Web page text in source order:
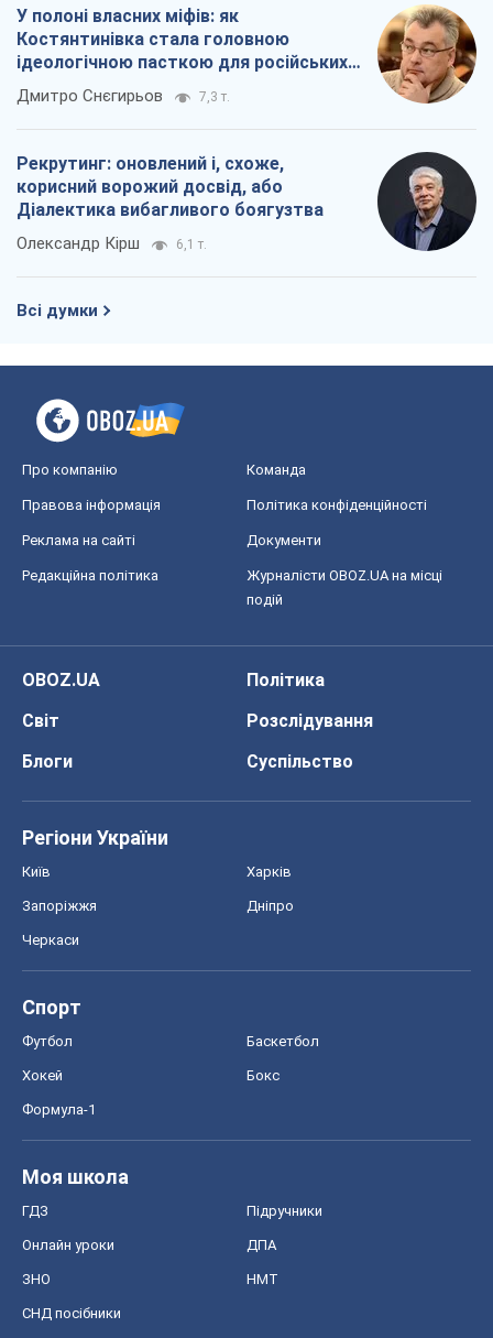
У полоні власних міфів: як
Костянтинівка стала головною
ідеологічною пасткою для російських
окупантів
Дмитро Снєгирьов 7,3 т.
Рекрутинг: оновлений і, схоже,
корисний ворожий досвід, або
Діалектика вибагливого боягузтва
Олександр Кірш 6,1 т.
Всі думки
Про компанію Команда
Правова інформація Політика конфіденційності
Реклама на сайті Документи
Редакційна політика
Журналісти OBOZ.UA на місці
подій
OBOZ.UA
Політика
Світ
Розслідування
Блоги
Суспільство
Регіони України
Київ Харків
Запоріжжя Дніпро
Черкаси
Спорт
Футбол Баскетбол
Хокей Бокс
Формула-1
Моя школа
ГДЗ Підручники
Онлайн уроки ДПА
ЗНО НМТ
СНД посібники